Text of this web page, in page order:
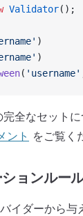
Validator();
)
)
( 'username'
全なセットに
ント をご覧く
ョンルー
イダーから与